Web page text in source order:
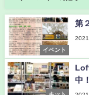
イベント
第
2021
中！